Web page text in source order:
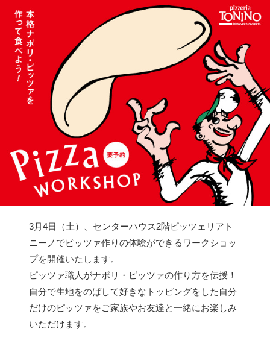
3月4日（土）、センターハウス2階ピッツェリアト
ニーノでピッツァ作りの体験ができるワークショッ
プを開催いたします。
ピッツァ職人がナポリ・ピッツァの作り方を伝授！
自分で生地をのばして好きなトッピングをした自分
だけのピッツァをご家族やお友達と一緒にお楽しみ
いただけます。